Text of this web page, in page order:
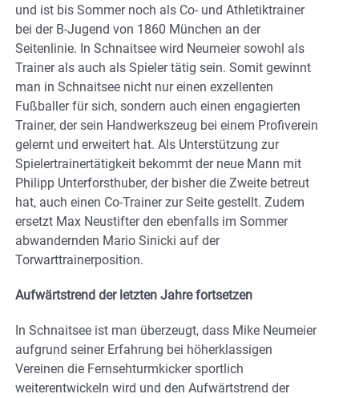
und ist bis Sommer noch als Co- und Athletiktrainer
bei der B-Jugend von 1860 München an der
Seitenlinie. In Schnaitsee wird Neumeier sowohl als
Trainer als auch als Spieler tätig sein. Somit gewinnt
man in Schnaitsee nicht nur einen exzellenten
Fußballer für sich, sondern auch einen engagierten
Trainer, der sein Handwerkszeug bei einem Profiverein
gelernt und erweitert hat. Als Unterstützung zur
Spielertrainertätigkeit bekommt der neue Mann mit
Philipp Unterforsthuber, der bisher die Zweite betreut
hat, auch einen Co-Trainer zur Seite gestellt. Zudem
ersetzt Max Neustifter den ebenfalls im Sommer
abwandernden Mario Sinicki auf der
Torwarttrainerposition.
Aufwärtstrend der letzten Jahre fortsetzen
In Schnaitsee ist man überzeugt, dass Mike Neumeier
aufgrund seiner Erfahrung bei höherklassigen
Vereinen die Fernsehturmkicker sportlich
weiterentwickeln wird und den Aufwärtstrend der